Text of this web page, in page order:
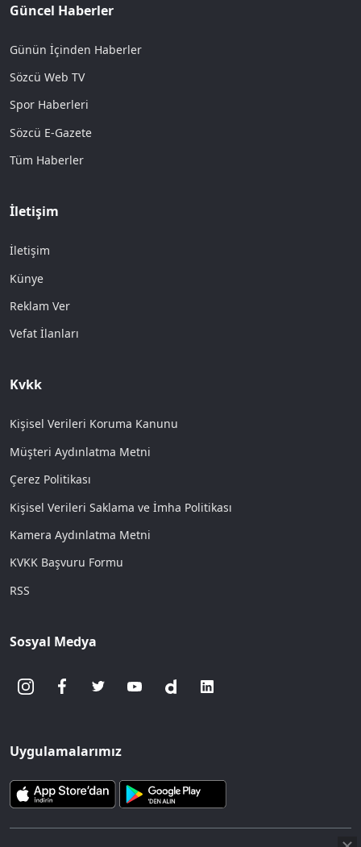
Güncel Haberler
Günün İçinden Haberler
Sözcü Web TV
Spor Haberleri
Sözcü E-Gazete
Tüm Haberler
İletişim
İletişim
Künye
Reklam Ver
Vefat İlanları
Kvkk
Kişisel Verileri Koruma Kanunu
Müşteri Aydınlatma Metni
Çerez Politikası
Kişisel Verileri Saklama ve İmha Politikası
Kamera Aydınlatma Metni
KVKK Başvuru Formu
RSS
Sosyal Medya
Uygulamalarımız